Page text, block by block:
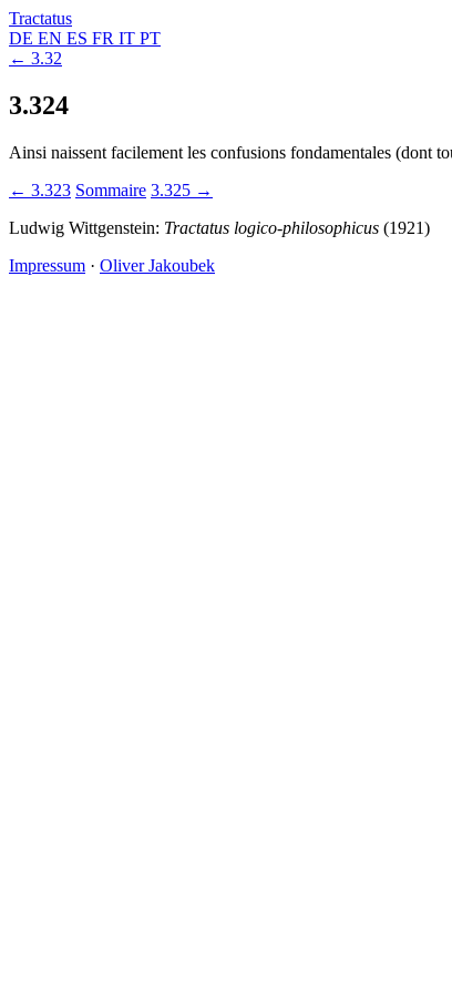
Tractatus
DE EN ES FR IT PT
← 3.32
3.324
Ainsi naissent facilement les confusions fondamentales (dont
← 3.323 Sommaire 3.325 →
Ludwig Wittgenstein: Tractatus logico-philosophicus (1921)
Impressum · Oliver Jakoubek